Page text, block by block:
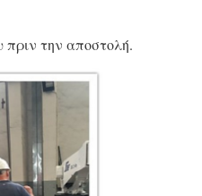
πριν την αποστολή.